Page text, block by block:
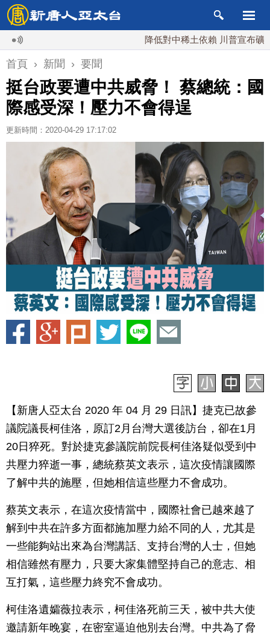
降低對中稀土依賴 川普宣布礦業投資
首頁 › 新聞 › 要聞
挺台政要遭中共威脅！ 蔡總統：國
際感受深！壓力不會得逞
更新時間：2020-04-29 17:17:02
【新唐人亞太台 2020 年 04 月 29 日訊】捷克已故參
議院議長柯佳洛，原訂2月台灣大選後訪台，卻在1月
20日猝死。對於捷克參議院前院長柯佳洛疑似受到中
共壓力猝逝一事，總統蔡英文表示，這次疫情讓國際
了解中共的施壓，但她相信這些壓力不會成功。
蔡英文表示，在這次疫情當中，國際社會已越來越了
解到中共在許多方面都施加壓力給不同的人，尤其是
一些能夠站出來為台灣講話、支持台灣的人士，但她
相信雖然有壓力，只要大家集體堅持自己的意志、相
互打氣，這些壓力終究不會成功。
柯佳洛遺孀薇拉表示，柯佳洛死前三天，被中共大使
邀請新年晚宴，在密室逼迫他別去台灣。中共為了脅